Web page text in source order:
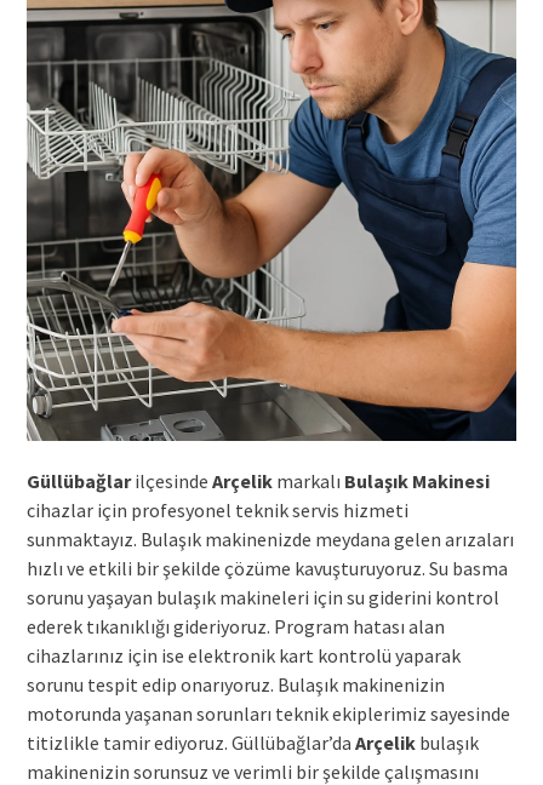
Güllübağlarilçesinde Arçelikmarkalı Bulaşık Makinesi
cihazlar için profesyonel teknik servis hizmeti
sunmaktayız. Bulaşık makinenizde meydana gelen arızaları
hızlı ve etkili bir şekilde çözüme kavuşturuyoruz. Su basma
sorunu yaşayan bulaşık makineleri için su giderini kontrol
ederek tıkanıklığı gideriyoruz. Program hatası alan
cihazlarınız için ise elektronik kart kontrolü yaparak
sorunu tespit edip onarıyoruz. Bulaşık makinenizin
motorunda yaşanan sorunları teknik ekiplerimiz sayesinde
titizlikle tamir ediyoruz. Güllübağlar’da Arçelikbulaşık
makinenizin sorunsuz ve verimli bir şekilde çalışmasını